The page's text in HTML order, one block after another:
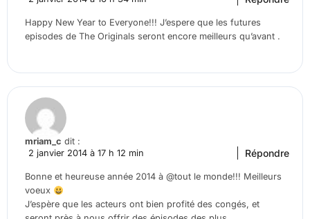
Happy New Year to Everyone!!! J’espere que les futures
episodes de The Originals seront encore meilleurs qu’avant .
mriam_c dit :
2 janvier 2014 à 17 h 12 min
Bonne et heureuse année 2014 à @tout le monde!!! Meilleurs
voeux
J’espère que les acteurs ont bien profité des congés, et
Répondre